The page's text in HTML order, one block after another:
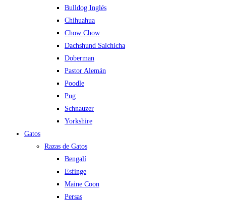
Bulldog Inglés
Chihuahua
Chow Chow
Dachshund Salchicha
Doberman
Pastor Alemán
Poodle
Pug
Schnauzer
Yorkshire
Gatos
Razas de Gatos
Bengalí
Esfinge
Maine Coon
Persas